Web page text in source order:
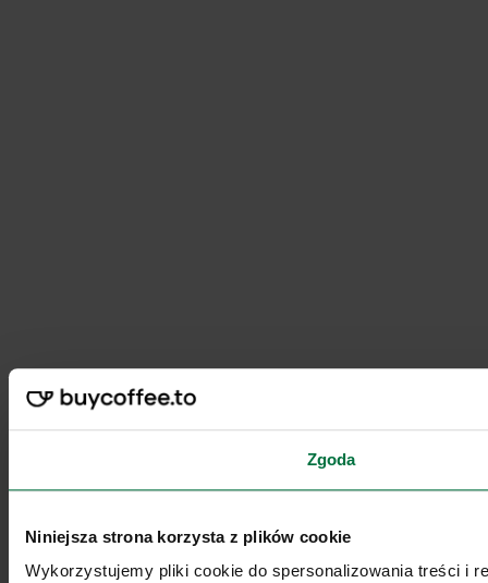
Zgoda
Niniejsza strona korzysta z plików cookie
Wykorzystujemy pliki cookie do spersonalizowania treści i